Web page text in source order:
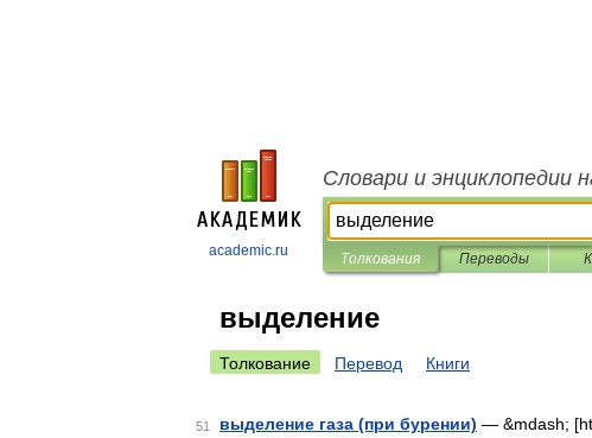
academic.ru
Словари и энциклопедии
Толкования Переводы
выделение
Толкование Перевод Книги
51 выделение газа (при бурении) — &mdash;